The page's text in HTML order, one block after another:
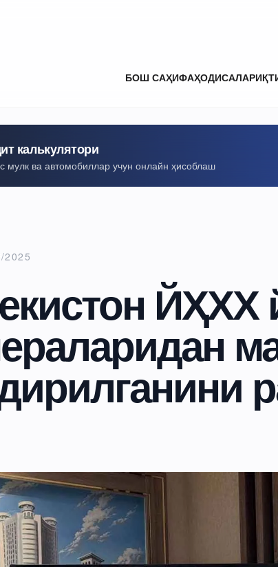
БОШ САҲИФАҲОДИСАЛАР
калькулятори
мулк ва автомобиллар учун онлайн ҳисоблаш
2025
ЙҲХХ